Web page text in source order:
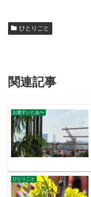
ひとりごと
関連記事
お腹すいたあ〜
ひとりごと